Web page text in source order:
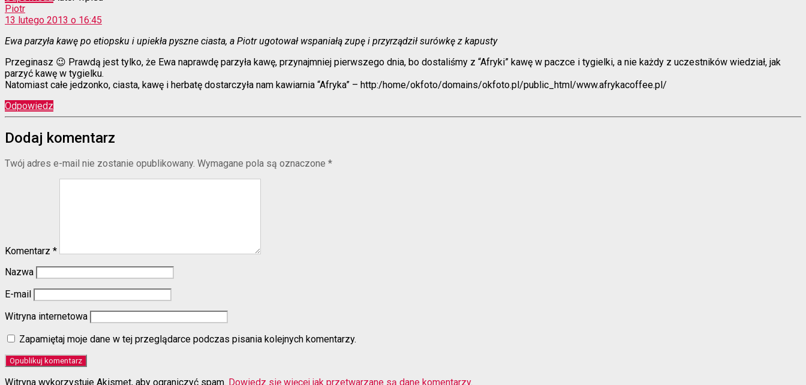
Piotrkomentarz:
13 lutego 2013 o 16:45
Ewa parzyła kawę po etiopsku i upiekła pyszne ciasta, a Piotr ugotował wspaniałą zupę i przyrządził surówkę z kapusty
Przeginasz 😉 Prawdą jest tylko, że Ewa naprawdę parzyła kawę, przynajmniej pierwszego dnia, bo dostaliśmy z “Afryki” kawę w paczce i tygielki, a nie każdy z uczestników wiedział, jak
parzyć kawę w tygielku.
Natomiast całe jedzonko, ciasta, kawę i herbatę dostarczyła nam kawiarnia “Afryka” – http:/home/okfoto/domains/okfoto.pl/public_html/www.afrykacoffee.pl/
Odpowiedz
Dodaj komentarz
Twój adres e-mail nie zostanie opublikowany. Wymagane pola są oznaczone *
Komentarz *
Nazwa
E-mail
Witryna internetowa
Zapamiętaj moje dane w tej przeglądarce podczas pisania kolejnych komentarzy.
Witryna wykorzystuje Akismet, aby ograniczyć spam. Dowiedz się więcej jak przetwarzane są dane komentarzy.